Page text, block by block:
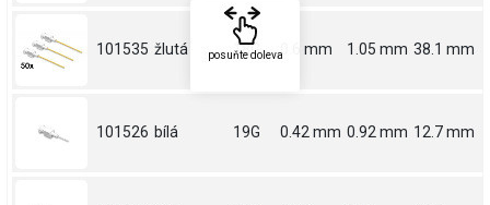
101535 žlutá 18G 0.6 mm 1.05 mm 38.1 mm
101526 bílá 19G 0.42 mm 0.92 mm 12.7 mm
posuňte doleva